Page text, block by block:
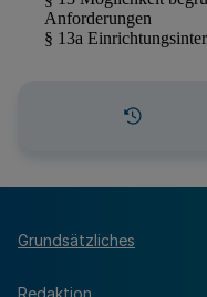
Grundsätzliches
Redaktion